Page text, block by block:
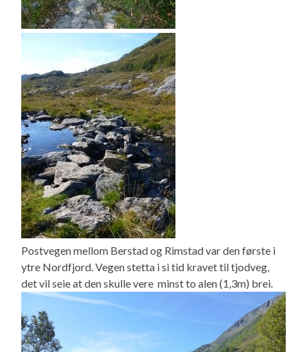
Postvegen mellom Berstad og Rimstad var den første i
ytre Nordfjord. Vegen stetta i si tid kravet til tjodveg,
det vil seie at den skulle vere minst to alen (1,3m) brei.